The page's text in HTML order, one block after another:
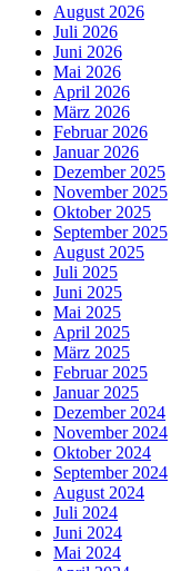
August 2026
Juli 2026
Juni 2026
Mai 2026
April 2026
März 2026
Februar 2026
Januar 2026
Dezember 2025
November 2025
Oktober 2025
September 2025
August 2025
Juli 2025
Juni 2025
Mai 2025
April 2025
März 2025
Februar 2025
Januar 2025
Dezember 2024
November 2024
Oktober 2024
September 2024
August 2024
Juli 2024
Juni 2024
Mai 2024